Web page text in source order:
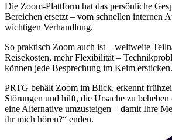
Die Zoom-Plattform hat das persönliche
Bereichen ersetzt – vom schnellen internen
wichtigen Verhandlung.
So praktisch Zoom auch ist – weltweite
Reisekosten, mehr Flexibilität –
können jede Besprechung im Keim ersticken.
PRTG behält Zoom im Blick, erkennt
Störungen und hilft, die Ursache zu
eine Alternative umzusteigen – damit Ihre
ihr mich hören?“ enden.